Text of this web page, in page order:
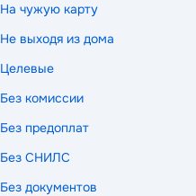
На чужую карту
Не выходя из дома
Целевые
Без комиссии
Без предоплат
Без СНИЛС
Без документов